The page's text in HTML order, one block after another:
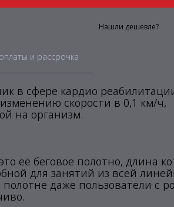
Нашли дешевле?
и рассрочка
в сфере кардио
скорости в 0,1 км/ч,
на организм.
её беговое полотно, длина
для занятий из всей
даже пользователи с